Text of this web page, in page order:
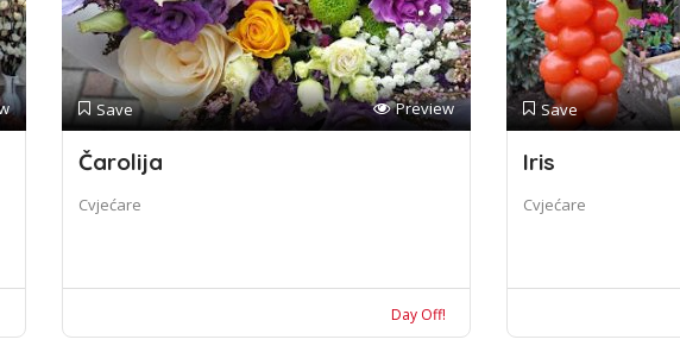
Save Preview
Čarolija
Cvjećare
Day Off!
Save
Iris
Cvjećare